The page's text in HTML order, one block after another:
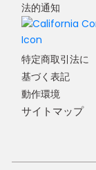
法的通知
特定商取引法に
基づく表記
動作環境
サイトマップ